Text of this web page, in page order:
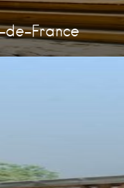
France